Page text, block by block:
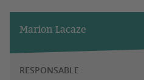
Marion Lacaze
RESPONSABLE